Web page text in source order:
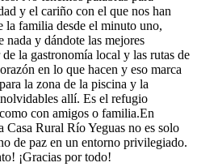
y el cariño con el que nos han
la familia desde el minuto uno,
nada y dándote las mejores
la gastronomía local y las rutas de
en lo que hacen y eso marca
la zona de la piscina y la
allí. Es el refugio
con amigos o familia. ​En
Casa Rural Río Yeguas no es solo
de paz en un entorno privilegiado.
¡Gracias por todo!